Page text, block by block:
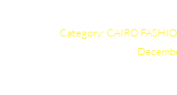
Category: CAIRO